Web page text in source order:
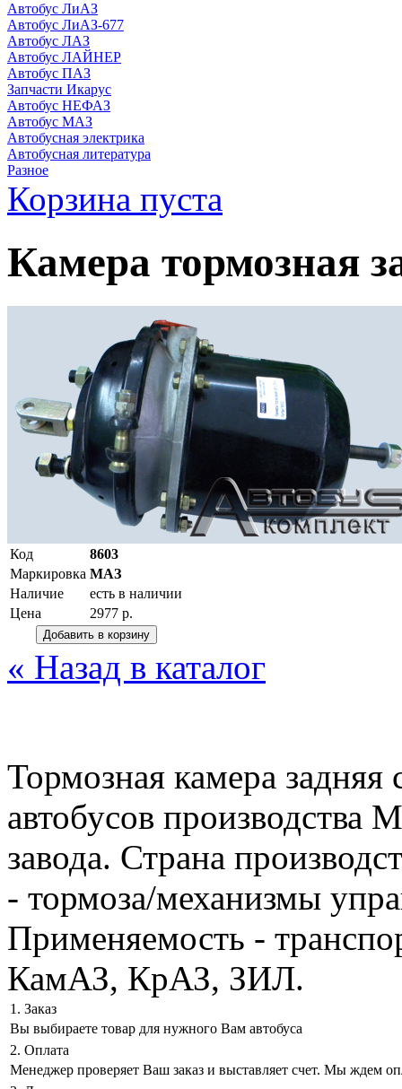
Автобус ЛиАЗ
Автобус ЛиАЗ-677
Автобус ЛАЗ
Автобус ЛАЙНЕР
Автобус ПАЗ
Запчасти Икарус
Автобус НЕФАЗ
Автобус МАЗ
Автобусная электрика
Автобусная литература
Разное
Корзина пуста
Камера тормозная
Код
8603
Маркировка МАЗ
Наличие
есть в наличии
Цена
2977 р.
« Назад в каталог
Тормозная камера задняя
автобусов производства
завода. Страна
- тормоза/механизмы
Применяемость -
КамАЗ, КрАЗ, ЗИЛ.
1. Заказ
Вы выбираете товар для нужного Вам автобуса
2. Оплата
Менеджер проверяет Ваш заказ и выставляет счет. Мы ждем